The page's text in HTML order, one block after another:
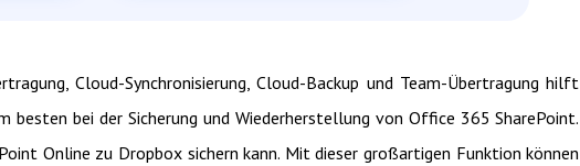
Cloud-Synchronisierung, Cloud-Backup und Team-Übertragung hilft
besten bei der Sicherung und Wiederherstellung von Office 365 SharePoint.
Online zu Dropbox sichern kann. Mit dieser großartigen Funktion können